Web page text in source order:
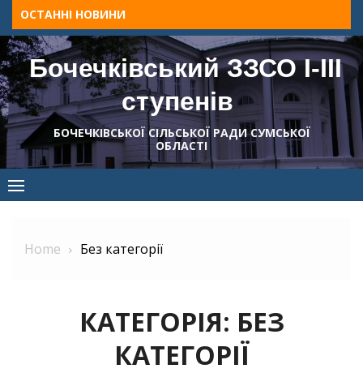
Skip
to
content
ОСТАННІ НОВИНИ
Бочечківський ЗЗСО І-ІІІ
ступенів
БОЧЕЧКІВСЬКОЇ СІЛЬСЬКОЇ РАДИ СУМСЬКОЇ
ОБЛАСТІ
Home Без категорії
КАТЕГОРІЯ: БЕЗ
КАТЕГОРІЇ